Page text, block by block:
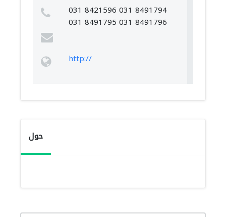
031 8421596 031 8491794
031 8491795 031 8491796
http://
حول